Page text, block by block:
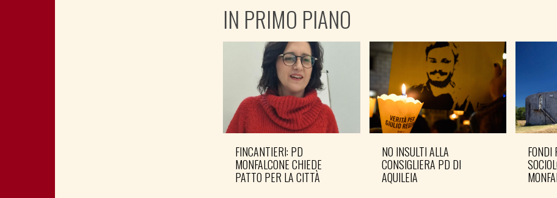
IN PRIMO PIANO
FINCANTIERI: PD
MONFALCONE CHIEDE
PATTO PER LA CITTÀ
NO INSULTI ALLA
CONSIGLIERA PD DI
AQUILEIA
FONDI